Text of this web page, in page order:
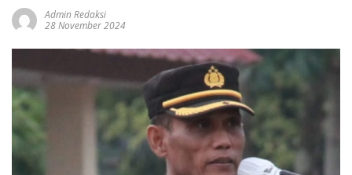
Admin Redaksi
28 November 2024